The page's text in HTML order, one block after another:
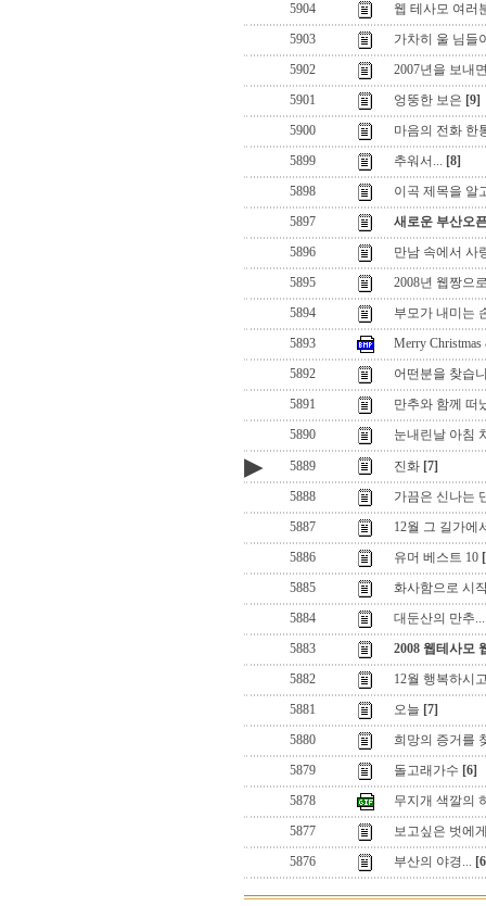
5904
웹 테사모 여러
5903
가차히 울 님들
5902
2007년을 보내
5901
엉뚱한 보은 [9]
5900
마음의 전화 한
5899
추워서... [8]
5898
이곡 제목을 알
5897
새로운 부산오
5896
만남 속에서 사
5895
2008년 웹짱으
5894
부모가 내미는
5893
Merry
5892
어떤분을 찾습
5891
만추와 함께 떠
5890
눈내린날 아침
▶ 5889 진화 [7]
5888
가끔은 신나는
5887
12월 그 길가에
5886
유머 베스트 10
5885
화사함으로 시
5884
대둔산의 만추...
5883
2008 웹테사모
5882
12월 행복하시
5881
오늘 [7]
5880
희망의 증거를
5879
돌고래가수 [6]
5878
무지개 색깔의
5877
보고싶은 벗에
5876
부산의 야경...